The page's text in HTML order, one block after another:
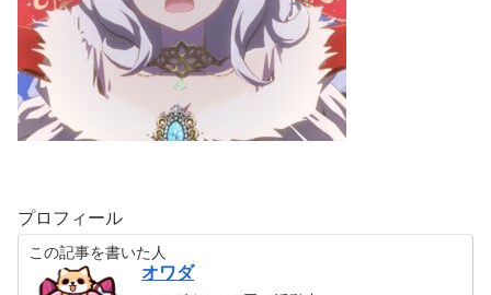
プロフィール
この記事を書いた人
オワダ